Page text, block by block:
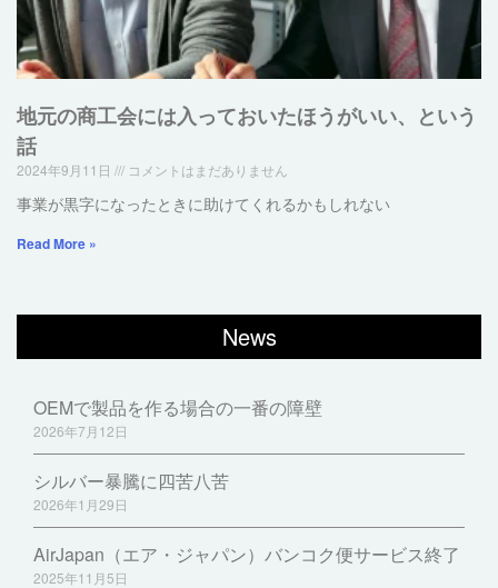
地元の商工会には入っておいたほうがいい、という
話
2024年9月11日 コメントはまだありません
事業が黒字になったときに助けてくれるかもしれない
Read More »
News
OEMで製品を作る場合の一番の障壁
2026年7月12日
シルバー暴騰に四苦八苦
2026年1月29日
AirJapan（エア・ジャパン）バンコク便サービス終了
2025年11月5日